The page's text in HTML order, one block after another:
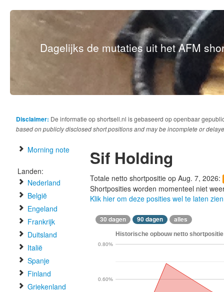
Dagelijks de mutaties uit het AFM
Disclaimer: De informatie op shortsell.nl is gebaseerd op openbaar
based on publicly disclosed short positions and may be incomplete or
Morning note
Landen:
Nederland
België
Engeland
Frankrijk
Duitsland
Italië
Spanje
Finland
Griekenland
Sif Holding
Totale netto shortpositie op Aug. 7, 2026:
Shortposities worden momenteel niet
Klik hier om deze posities wel te laten zien
30 dagen 90 dagen alles
Historische opbouw netto
0.60%
0.80%